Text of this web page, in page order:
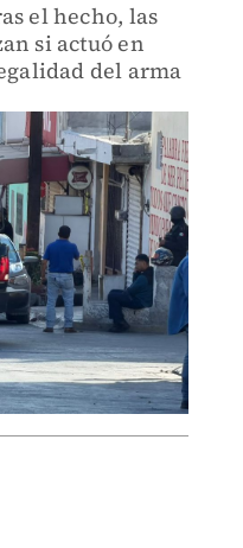
el hecho, las
si actuó en
del arma